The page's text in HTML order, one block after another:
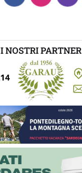
I NOSTRI PARTNER